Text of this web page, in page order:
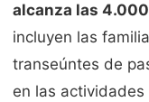
alcanza las
incluyen las
transeúntes de
en las